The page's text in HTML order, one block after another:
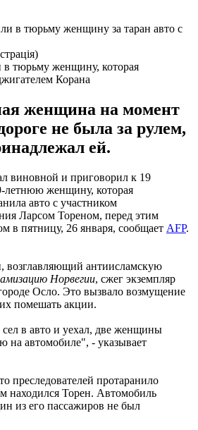
тюрьму женщину, которая
Корана
женщина на момент
не была за рулем,
ей.
виновной и приговорил к 19
летнюю женщину, которая
авто с участником
Ларсом Тореном, перед этим
в пятницу, 26 января, сообщает AFP.
возглавляющий антиисламскую
Норвегии, сжег экземпляр
Осло. Это вызвало возмущение
помешать акции.
в авто и уехал, две женщины
на автомобиле", - указывает
преследователей протаранило
находился Торен. Автомобиль
из его пассажиров не был